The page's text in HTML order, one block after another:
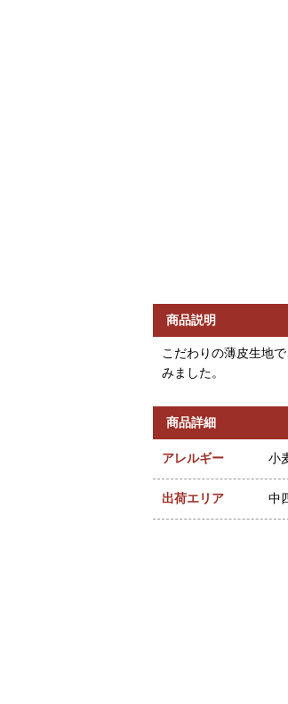
商品説明
こだわりの薄皮生地
みました。
商品詳細
アレルギー 小
出荷エリア 中